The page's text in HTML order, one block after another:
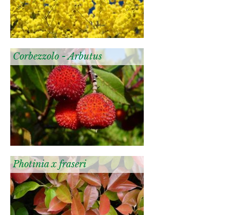
Corbezzolo - Arbutus
Photinia x fraseri